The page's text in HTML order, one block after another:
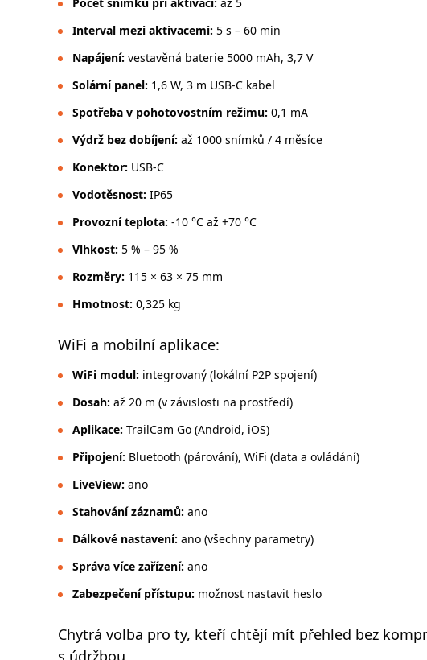
Interval mezi aktivacemi: 5 s – 60 min
Napájení: vestavěná baterie 5000 mAh, 3,7 V
Solární panel: 1,6 W, 3 m USB-C kabel
Spotřeba v pohotovostním režimu: 0,1 mA
Výdrž bez dobíjení: až 1000 snímků / 4 měsíce
Konektor: USB-C
Vodotěsnost: IP65
Provozní teplota: -10 °C až +70 °C
Vlhkost: 5 % – 95 %
Rozměry: 115 × 63 × 75 mm
Hmotnost: 0,325 kg
WiFi a mobilní aplikace:
WiFi modul: integrovaný (lokální P2P spojení)
Dosah: až 20 m (v závislosti na prostředí)
Aplikace: TrailCam Go (Android, iOS)
Připojení: Bluetooth (párování), WiFi (data a ovládání)
LiveView: ano
Stahování záznamů: ano
Dálkové nastavení: ano (všechny parametry)
Správa více zařízení: ano
Zabezpečení přístupu: možnost nastavit heslo
Chytrá volba pro ty, kteří chtějí mít přehled bez
s údržbou